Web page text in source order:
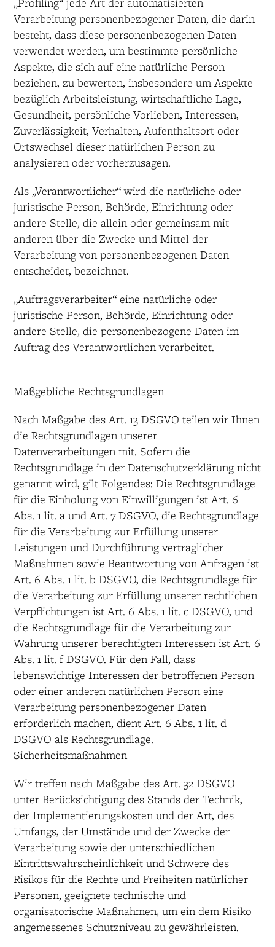
Verarbeitung personenbezogener Daten, die darin
besteht, dass diese personenbezogenen Daten
verwendet werden, um bestimmte persönliche
Aspekte, die sich auf eine natürliche Person
beziehen, zu bewerten, insbesondere um Aspekte
bezüglich Arbeitsleistung, wirtschaftliche Lage,
Gesundheit, persönliche Vorlieben, Interessen,
Zuverlässigkeit, Verhalten, Aufenthaltsort oder
Ortswechsel dieser natürlichen Person zu
analysieren oder vorherzusagen.
Als „Verantwortlicher“ wird die natürliche oder
juristische Person, Behörde, Einrichtung oder
andere Stelle, die allein oder gemeinsam mit
anderen über die Zwecke und Mittel der
Verarbeitung von personenbezogenen Daten
entscheidet, bezeichnet.
„Auftragsverarbeiter“ eine natürliche oder
juristische Person, Behörde, Einrichtung oder
andere Stelle, die personenbezogene Daten im
Auftrag des Verantwortlichen verarbeitet.
Maßgebliche Rechtsgrundlagen
Nach Maßgabe des Art. 13 DSGVO teilen wir Ihnen
die Rechtsgrundlagen unserer
Datenverarbeitungen mit. Sofern die
Rechtsgrundlage in der Datenschutzerklärung nicht
genannt wird, gilt Folgendes: Die Rechtsgrundlage
für die Einholung von Einwilligungen ist Art. 6
Abs. 1 lit. a und Art. 7 DSGVO, die Rechtsgrundlage
für die Verarbeitung zur Erfüllung unserer
Leistungen und Durchführung vertraglicher
Maßnahmen sowie Beantwortung von Anfragen ist
Art. 6 Abs. 1 lit. b DSGVO, die Rechtsgrundlage für
die Verarbeitung zur Erfüllung unserer rechtlichen
Verpflichtungen ist Art. 6 Abs. 1 lit. c DSGVO, und
die Rechtsgrundlage für die Verarbeitung zur
Wahrung unserer berechtigten Interessen ist Art. 6
Abs. 1 lit. f DSGVO. Für den Fall, dass
lebenswichtige Interessen der betroffenen Person
oder einer anderen natürlichen Person eine
Verarbeitung personenbezogener Daten
erforderlich machen, dient Art. 6 Abs. 1 lit. d
DSGVO als Rechtsgrundlage.
Sicherheitsmaßnahmen
Wir treffen nach Maßgabe des Art. 32 DSGVO
unter Berücksichtigung des Stands der Technik,
der Implementierungskosten und der Art, des
Umfangs, der Umstände und der Zwecke der
Verarbeitung sowie der unterschiedlichen
Eintrittswahrscheinlichkeit und Schwere des
Risikos für die Rechte und Freiheiten natürlicher
Personen, geeignete technische und
organisatorische Maßnahmen, um ein dem Risiko
angemessenes Schutzniveau zu gewährleisten.